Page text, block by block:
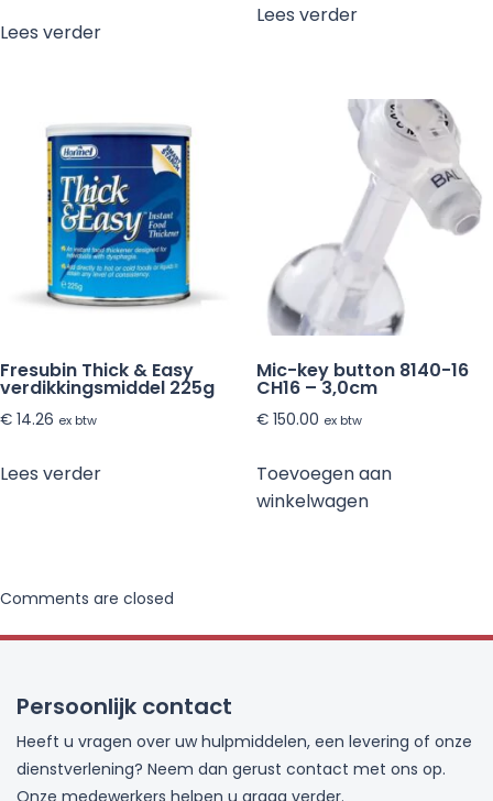
Lees verder
Lees verder
Fresubin Thick & Easy
verdikkingsmiddel 225g
€ 14.26 ex btw
Lees verder
Mic-key button 8140-16
CH16 – 3,0cm
€150.00 ex btw
Toevoegen aan
winkelwagen
Comments are closed
Persoonlijk contact
Heeft u vragen over uw hulpmiddelen, een levering of onze
dienstverlening? Neem dan gerust contact met ons op.
Onze medewerkers helpen u graag verder.